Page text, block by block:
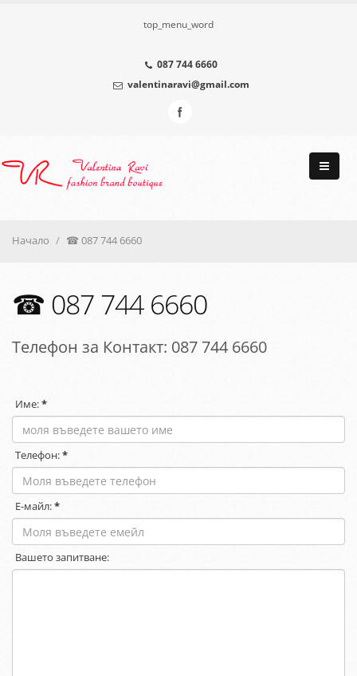
top_menu_word
087 744 6660
valentinaravi@gmail.com
Начало ☎ 087 744 6660
☎ 087 744 6660
Телефон за Контакт: 087 744 6660
Име:*
Телефон:*
Е-майл:*
Вашето запитване: